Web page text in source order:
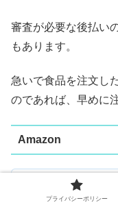
審査が必要な後払い
もあります。
急いで食品を注文し
のであれば、早めに
Amazon
プライバシーポリシー